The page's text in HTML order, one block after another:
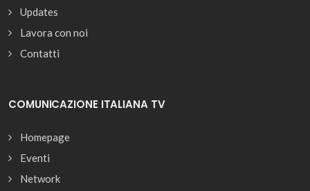
Updates
Lavora con noi
Contatti
COMUNICAZIONE ITALIANA TV
Homepage
Eventi
Network